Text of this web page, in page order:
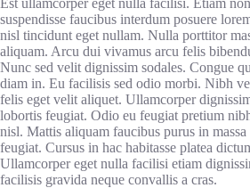
Est ullamcorper eget nulla facilisi. Etiam
suspendisse faucibus interdum posuere
nisl tincidunt eget nullam. Nulla porttitor
aliquam. Arcu dui vivamus arcu felis
Nunc sed velit dignissim sodales. Congue
diam in. Eu facilisis sed odio morbi. Nibh
felis eget velit aliquet. Ullamcorper
lobortis feugiat. Odio eu feugiat pretium
nisl. Mattis aliquam faucibus purus in massa
feugiat. Cursus in hac habitasse platea
Ullamcorper eget nulla facilisi etiam
facilisis gravida neque convallis a cras.